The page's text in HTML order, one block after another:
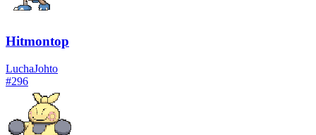
Hitmontop
LuchaJohto
#296